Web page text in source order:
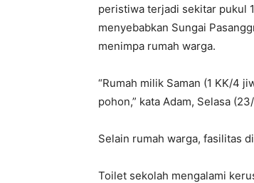
peristiwa terjadi sekitar pukul
menyebabkan Sungai
menimpa rumah warga.
“Rumah milik Saman (1 KK/4
pohon,” kata Adam, Selasa
Selain rumah warga, fasilitas
Toilet sekolah mengalami